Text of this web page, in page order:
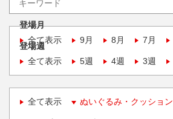
登場月
全て表示
9月 8月 7月
登場週
全て表示
5週 4週 3週
全て表示 ぬいぐるみ・クッション